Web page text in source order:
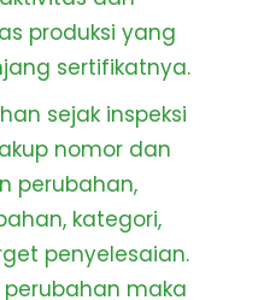
produksi yang
sertifikatnya.
sejak inspeksi
nomor dan
perubahan,
kategori,
penyelesaian.
maka